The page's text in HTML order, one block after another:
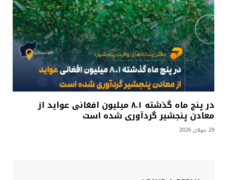
در پنج ماه گذشته ۸.۱ میلیون افغانی عواید از
معادن پنجشیر گردآوری شده است
29 جولای 2026